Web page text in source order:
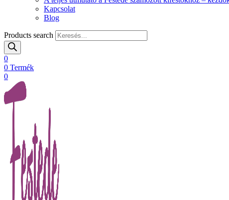
Kapcsolat
Blog
Products search
0
0 Termék
0